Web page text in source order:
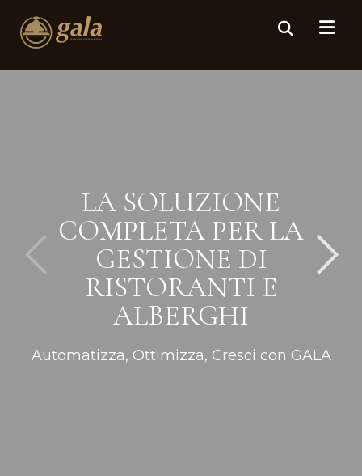
LA SOLUZIONE
COMPLETA PER LA
GESTIONE DI
RISTORANTI E
ALBERGHI
Automatizza, Ottimizza, Cresci con GALA